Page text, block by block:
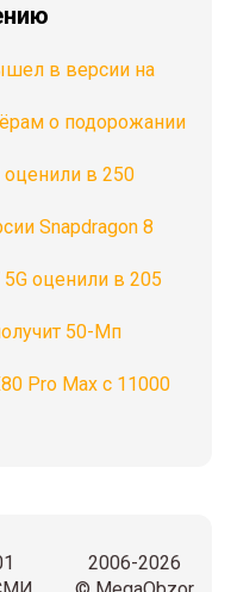
в версии на
о подорожании
оценили в 250
Snapdragon 8
оценили в 205
50-Мп
Pro Max с 11000
2006-2026